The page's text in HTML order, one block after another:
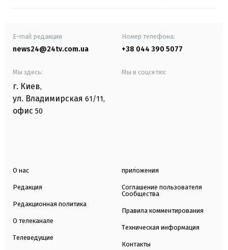
E-mail редакции
news24@24tv.com.ua
Номер телефона:
+38 044 390 5077
Мы здесь:
г. Киев,
ул. Владимирская 61/11,
офис 50
Мы в соцсетях:
О нас
Редакция
Редакционная политика
О телеканале
Телеведущие
приложения
Соглашение пользователя
Сообщества
Правила комментирования
Техническая информация
Контакты